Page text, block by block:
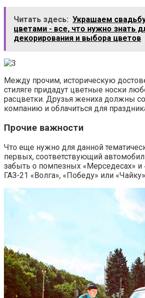
Читать здесь: Украшаем
цветами - все, что нужно знать
декорирования и выбора цветов
Между прочим, историческую
стиляге придадут цветные носки
расцветки. Друзья жениха должны
компанию и облачиться для
Прочие важности
Что еще нужно для данной
первых, соответствующий
забыть о помпезных «Мерседесах» и
ГАЗ-21 «Волга», «Победу» или